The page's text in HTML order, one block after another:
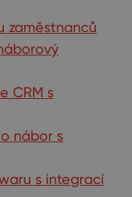
zaměstnanců
CRM s
nábor s
s integrací